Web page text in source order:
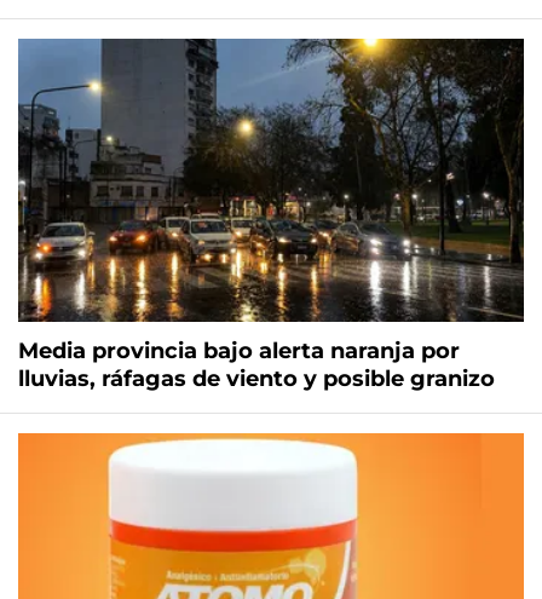
Media provincia bajo alerta naranja por
lluvias, ráfagas de viento y posible granizo